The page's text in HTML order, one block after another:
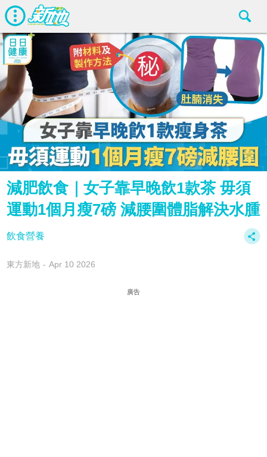
減肥飲食｜女子靠早晚飲1款茶 毋須
運動1個月瘦7磅 減腰圍體脂解決水腫
飲食營養
東方新地 Apr 10 2026
廣告